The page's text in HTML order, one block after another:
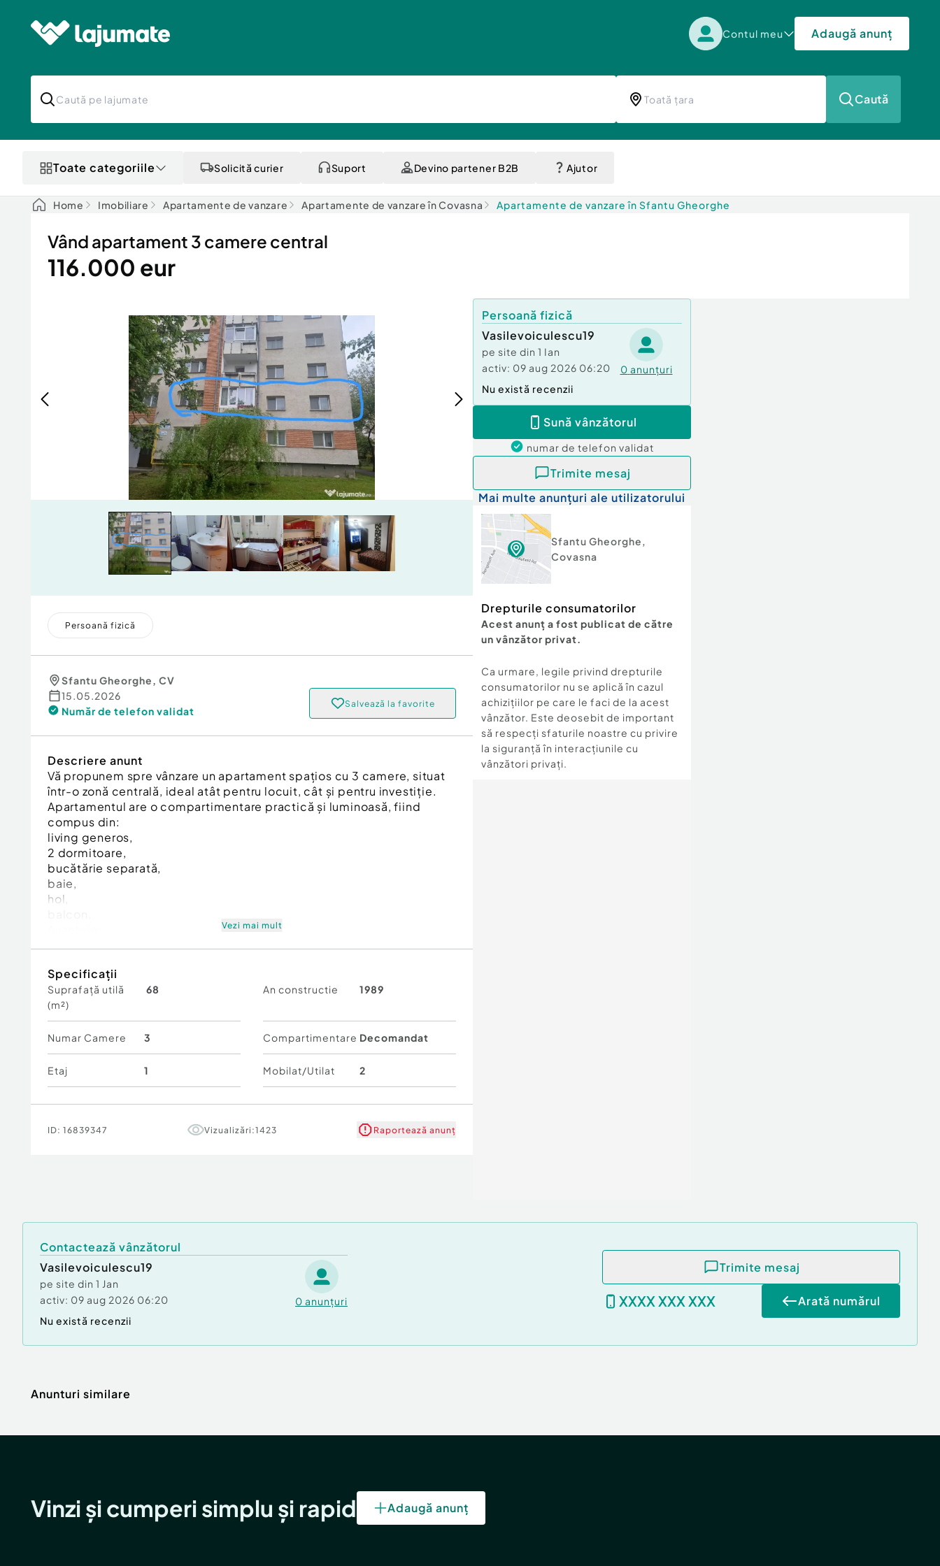
Contul meu Adaugă anunț
Caută
Toate categoriile Solicită curier Suport Devino partener B2B Ajutor
Home Imobiliare Apartamente de vanzare Apartamente de vanzare în Covasna Apartamente de vanzare în Sfantu Gheorghe
Vând apartament 3 camere central
116.000 eur
Persoană fizică
Sfantu Gheorghe, CV
15.05.2026
Număr de telefon validat
Salvează la favorite
Descriere anunt
Vă propunem spre vânzare un apartament spațios cu 3 camere, situat
într-o zonă centrală, ideal atât pentru locuit, cât și pentru investiție.
Apartamentul are o compartimentare practică și luminoasă, fiind
compus din:
living generos,
2 dormitoare,
bucătărie separată,
baie,
hol,
ideal pentru familie;
excelent pentru investiție și închiriere;
acces facil la toate facilitățile urbane.
Pentru mai multe informații și programarea unei vizionări, vă stăm cu
plăcere la dispoziție.
Vezi mai mult
Specificații
Suprafață utilă
(m²)
68 An constructie 1989
Numar Camere 3 Compartimentare Decomandat
Etaj 1 Mobilat/Utilat 2
ID: 16839347 Vizualizări:1423 Raportează anunț
Persoană fizică
Vasilevoiculescu19
pe site din 1 Ian
activ: 09 aug 2026 06:20 0 anunțuri
Nu există recenzii
Sună vânzătorul
numar de telefon validat
Trimite mesaj
Mai multe anunțuri ale utilizatorului
Sfantu Gheorghe,
Covasna
Drepturile consumatorilor
Acest anunț a fost publicat de către
un vânzător privat.
Ca urmare, legile privind drepturile
consumatorilor nu se aplică în cazul
achizițiilor pe care le faci de la acest
vânzător. Este deosebit de important
să respecți sfaturile noastre cu privire
la siguranță în interacțiunile cu
vânzători privați.
Contactează vânzătorul
Vasilevoiculescu19
pe site din 1 Jan
activ: 09 aug 2026 06:20 0 anunțuri
Nu există recenzii
Trimite mesaj
XXXX XXX XXX Arată numărul
Anunturi similare
Vinzi și cumperi simplu și rapid Adaugă anunț